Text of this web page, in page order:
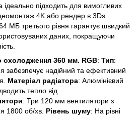
ідеально підходить для вимогливих
4K або рендер в 3Ds
МБ третього рівня гарантує швидкий
даних, покращуючи
охолодження 360 мм. RGB: Тип:
забезпечує надійний та ефективний
Матеріал радіатора: Алюмінієвий
тепло від
: Три 120 мм вентилятори з
1800 об/хв. Рівень шуму: На рівні